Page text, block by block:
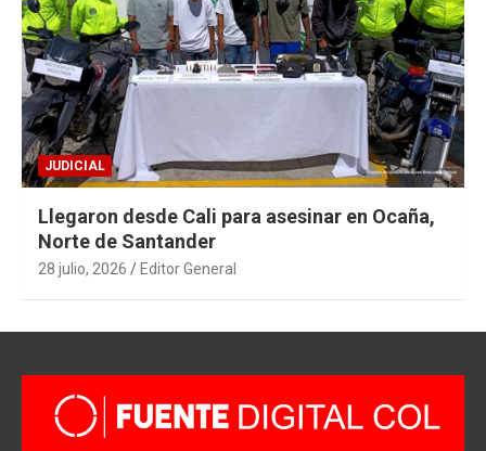
JUDICIAL
Llegaron desde Cali para asesinar en Ocaña,
Norte de Santander
28 julio, 2026 Editor General